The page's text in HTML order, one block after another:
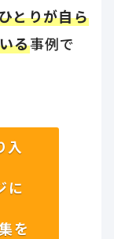
とりが自ら
る事例で
入
に
を